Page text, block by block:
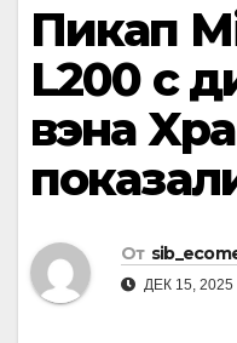
Пикап
L200 с
вэна
От
ДЕК 15, 2025